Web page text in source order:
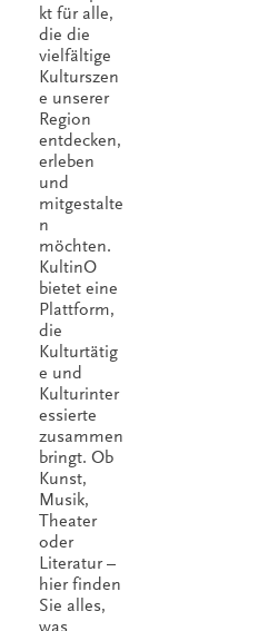
kt für alle,
die die
vielfältige
Kulturszen
e unserer
Region
entdecken,
erleben
und
mitgestalte
n
möchten.
KultinO
bietet eine
Plattform,
die
Kulturtätig
e und
Kulturinter
essierte
zusammen
bringt. Ob
Kunst,
Musik,
Theater
oder
Literatur –
hier finden
Sie alles,
was